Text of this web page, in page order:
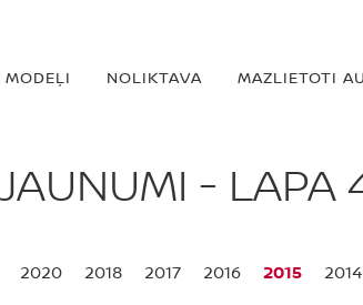
MODEĻI NOLIKTAVA MAZLIETOTI
- LAPA
2020 2018 2017 2016 2015 2014